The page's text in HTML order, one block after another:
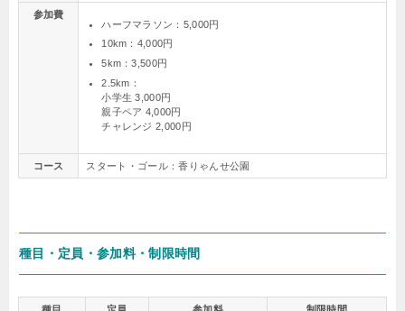
参加費
ハーフマラソン：5,000円
10km：4,000円
5km：3,500円
2.5km：
小学生 3,000円
親子ペア 4,000円
チャレンジ 2,000円
コース スタート・ゴール：香りゃんせ公園
種目・定員・参加料・制限時間
種目 定員 参加料 制限時間